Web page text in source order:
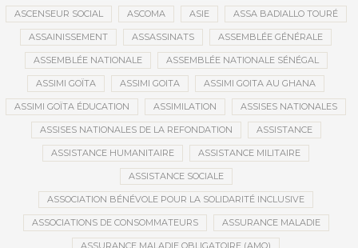
ASCENSEUR SOCIAL ASCOMA ASIE ASSA BADIALLO TOURÉ
ASSAINISSEMENT ASSASSINATS ASSEMBLÉE GÉNÉRALE
ASSEMBLÉE NATIONALE ASSEMBLÉE NATIONALE SÉNÉGAL
ASSIMI GOÏTA ASSIMI GOITA ASSIMI GOITA AU GHANA
ASSIMI GOÏTA ÉDUCATION ASSIMILATION ASSISES NATIONALES
ASSISES NATIONALES DE LA REFONDATION ASSISTANCE
ASSISTANCE HUMANITAIRE ASSISTANCE MILITAIRE
ASSISTANCE SOCIALE
ASSOCIATION BÉNÉVOLE POUR LA SOLIDARITÉ INCLUSIVE
ASSOCIATIONS DE CONSOMMATEURS ASSURANCE MALADIE
ASSURANCE MALADIE OBLIGATOIRE (AMO)